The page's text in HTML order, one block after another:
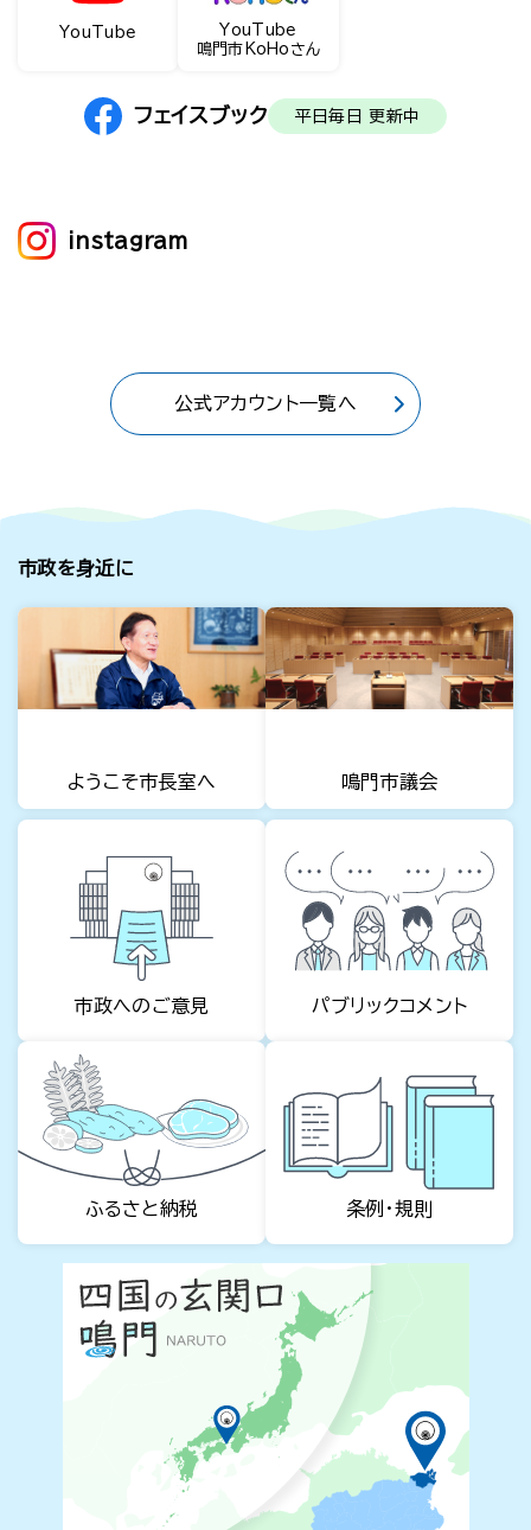
YouTube
YouTube
鳴門市KoHoさん
フェイスブック 平日毎日 更新中
instagram
公式アカウント一覧へ
市政を身近に
ようこそ市長室へ 鳴門市議会
市政へのご意見 パブリックコメント
ふるさと納税 条例・規則